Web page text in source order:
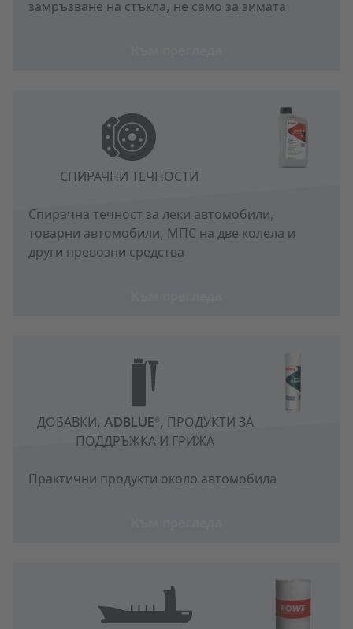
замръзване на стъкла, не само за зимата
СПИРАЧНИ ТЕЧНОСТИ
Спирачна течност за леки автомобили,
товарни автомобили, МПС на две колела и
други превозни средства
ДОБАВКИ, ADBLUE®, ПРОДУКТИ ЗА
ПОДДРЪЖКА И ГРИЖА
Практични продукти около автомобила